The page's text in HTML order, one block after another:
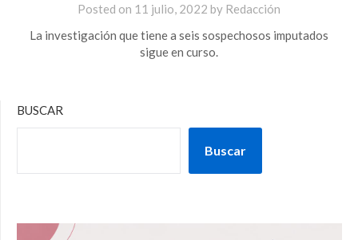
Posted on 11 julio, 2022 by Redacción
La investigación que tiene a seis sospechosos imputados
sigue en curso.
BUSCAR
Buscar